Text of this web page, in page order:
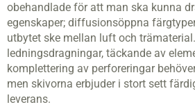
obehandlade för att man ska kunna
egenskaper; diffusionsöppna
utbytet ske mellan luft och
ledningsdragningar, täckande av
komplettering av perforeringar
men skivorna erbjuder i stort sett
leverans.